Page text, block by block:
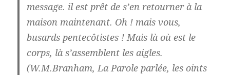
message. il est prêt de s’en retourner à la
maison maintenant. Oh ! mais vous,
busards pentecôtistes ! Mais là où est le
corps, là s’assemblent les aigles.
(W.M.Branham, La Parole parlée, les oints